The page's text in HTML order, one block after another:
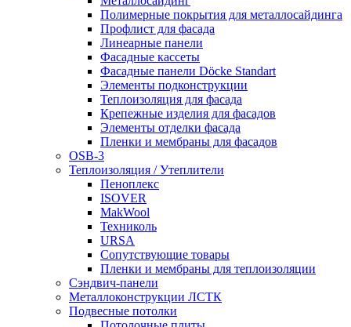
Полимерные покрытия для металлосайдинга
Профлист для фасада
Линеарные панели
Фасадные кассеты
Фасадные панели Döcke Standart
Элементы подконструкции
Теплоизоляция для фасада
Крепежные изделия для фасадов
Элементы отделки фасада
Пленки и мембраны для фасадов
OSB-3
Теплоизоляция / Утеплители
Пеноплекс
ISOVER
MakWool
Техниколь
URSA
Сопутствующие товары
Пленки и мембраны для теплоизоляции
Сэндвич-панели
Металлоконструкции ЛСТК
Подвесные потолки